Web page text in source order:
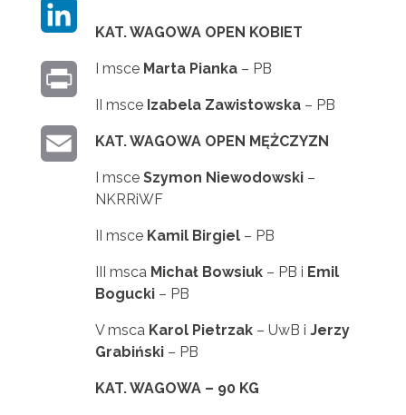
B
O
T
E
E
KAT. WAGOWA OPEN KOBIET
I msce Marta Pianka– PB
II msce Izabela Zawistowska– PB
KAT. WAGOWA OPEN MĘŻCZYZN
I msce Szymon Niewodowski–
NKRRiWF
II msce Kamil Birgiel– PB
III msca Michał Bowsiuk– PB i Emil
Bogucki– PB
V msca Karol Pietrzak– UwB i Jerzy
Grabiński– PB
KAT. WAGOWA – 90 KG